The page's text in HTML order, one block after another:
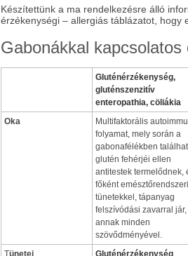
Készítettünk a ma rendelkezésre álló
érzékenységi – allergiás táblázatot, hogy
Gabonákkal
Gluténérzékenység,
gluténszenzitív
enteropathia, cöliákia
Oka
Multifaktorális
folyamat, mely során a
gabonafélékben
glutén fehérjéi ellen
antitestek termelődnek,
főként emésztőrendszeri
tünetekkel, tápanyag
felszívódási zavarral jár,
annak minden
szövődményével.
Tünetei
Gluténérzékenység